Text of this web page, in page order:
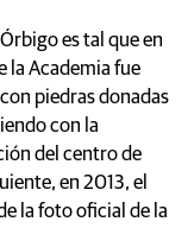
es tal que en
la Academia fue
piedras donadas
con la
del centro de
en 2013, el
la foto oficial de la